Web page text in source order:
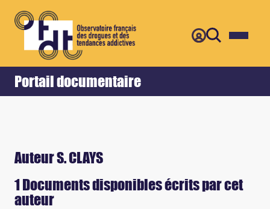
Portail documentaire
Accueil Retour
Auteur S. CLAYS
1 Documents disponibles écrits par cet
auteur